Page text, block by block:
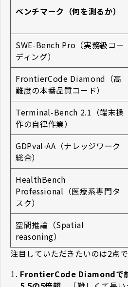
ベンチマーク（何を測るか）
SWE-Bench Pro（実務級コー
ディング）
FrontierCode Diamond（高
難度の本番品質コード）
Terminal-Bench 2.1（端末操
作の自律作業）
GDPval-AA（ナレッジワーク
総合）
HealthBench
Professional（医療系専門タ
スク）
空間推論（Spatial
reasoning）
注目していただきたいのは2点で
FrontierCode Diamondで